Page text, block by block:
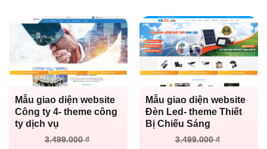
Mẫu giao diện website
Công ty 4- theme công
ty dịch vụ
3.499.000₫
Giá
Giá
Mẫu giao diện website
Đèn Led- theme Thiết
Bị Chiếu Sáng
3.499.000₫
Giá
Giá